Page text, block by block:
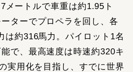
メートルで車重は約1.95ト
ターでプロペラを回し、各
は約316馬力。パイロット1名
で、最高速度は時速約320キ
実用化を目指し、すでに世界